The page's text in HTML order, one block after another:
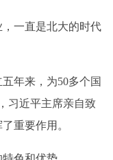
一直是北大的时代
年来，为50多个国
习近平主席亲自致
重要作用。